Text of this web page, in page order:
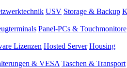
USV Storage & Backup
Panel-PCs & Touchmonitore
Lizenzen Hosted Server Housing
& VESA Taschen & Transport